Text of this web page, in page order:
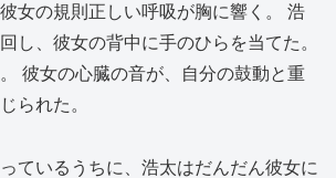
女の規則正しい呼吸が胸に響く。 浩
し、彼女の背中に手のひらを当てた。
彼女の心臓の音が、自分の鼓動と重
られた。
ているうちに、浩太はだんだん彼女に